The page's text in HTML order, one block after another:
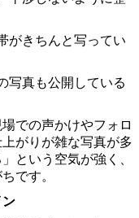
がきちんと写ってい
写真も公開している
での声かけやフォロ
がりが雑な写真が多
という空気が強く、
です。
ン